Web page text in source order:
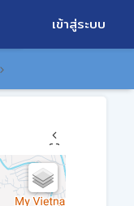
เข้าสู่ระบบ